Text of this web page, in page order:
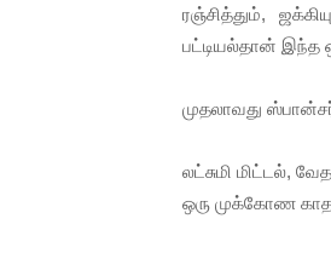
ரஞ்சித்தும்,
பட்டியல்தான்
முதலாவது
லட்சுமி மிட்டல்,
ஒரு முக்கோண